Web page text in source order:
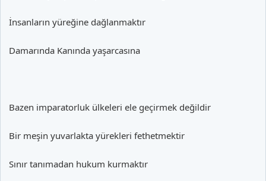
İnsanların yüreğine dağlanmaktır
Damarında Kanında yaşarcasına
Bazen imparatorluk ülkeleri ele geçirmek değildir
Bir meşin yuvarlakta yürekleri fethetmektir
Sınır tanımadan hukum kurmaktır